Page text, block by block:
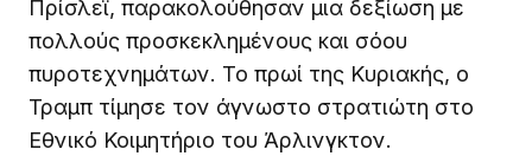
Πρίσλεϊ, παρακολούθησαν μια δεξίωση με
πολλούς προσκεκλημένους και σόου
πυροτεχνημάτων. Το πρωί της Κυριακής, ο
Τραμπ τίμησε τον άγνωστο στρατιώτη στο
Εθνικό Κοιμητήριο του Άρλινγκτον.